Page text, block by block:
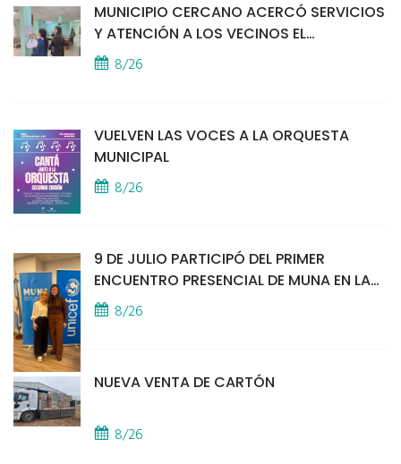
MUNICIPIO CERCANO ACERCÓ SERVICIOS
Y ATENCIÓN A LOS VECINOS EL
PROVINCIAL
8/26
VUELVEN LAS VOCES A LA ORQUESTA
MUNICIPAL
8/26
9 DE JULIO PARTICIPÓ DEL PRIMER
ENCUENTRO PRESENCIAL DE MUNA EN LA
SEDE DE UNICEF
8/26
NUEVA VENTA DE CARTÓN
8/26